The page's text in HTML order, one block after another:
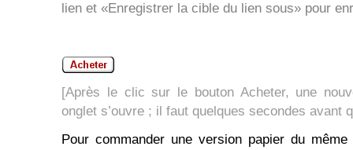
lien et «Enregistrer la cible du lien sous» pour
[Après le clic sur le bouton Acheter, une
onglet s’ouvre ; il faut quelques secondes avant
Pour commander une version papier du